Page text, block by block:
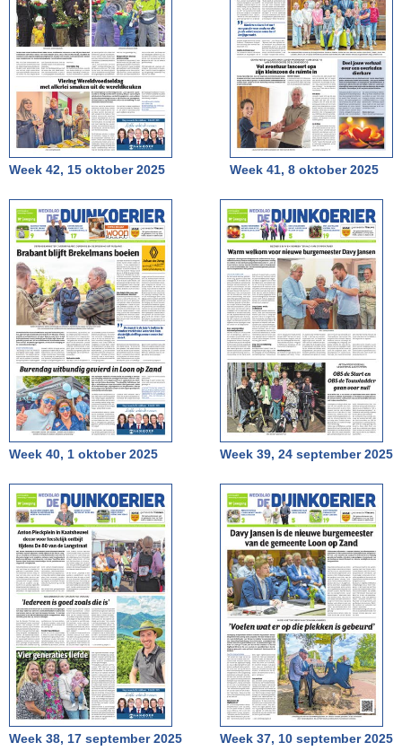
Week 42, 15 oktober 2025 Week 41, 8 oktober 2025
Week 40, 1 oktober 2025 Week 39, 24 september 2025
Week 38, 17 september 2025 Week 37, 10 september 2025